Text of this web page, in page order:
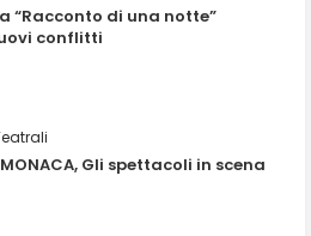
“Racconto di una notte”
conflitti
MONACA, Gli spettacoli in scena